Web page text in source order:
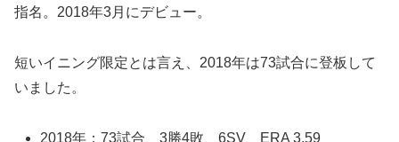
指名。2018年3月にデビュー。
短いイニング限定とは言え、2018年は73試合に登板して
いました。
2018年：73試合、3勝4敗、6SV、ERA 3.59